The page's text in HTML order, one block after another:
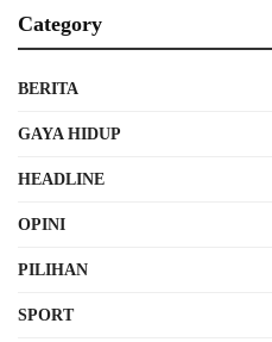
Category
BERITA
GAYA HIDUP
HEADLINE
OPINI
PILIHAN
SPORT